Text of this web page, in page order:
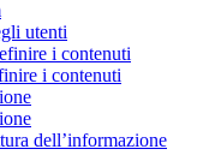
utenti
i contenuti
i contenuti
dell’informazione